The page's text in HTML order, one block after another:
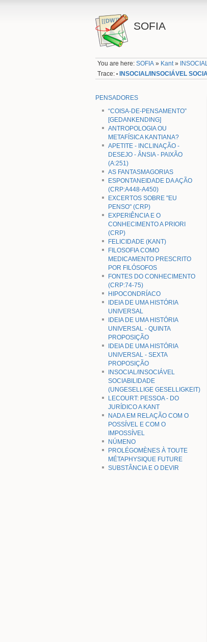
SOFIA
You are here:SOFIA » Kant»
Trace: • INSOCIAL/INSOCIÁVEL
PENSADORES
“COISA-DE-PENSAMENTO”
[GEDANKENDING]
ANTROPOLOGIA OU
METAFÍSICA KANTIANA?
APETITE - INCLINAÇÃO -
DESEJO - ÂNSIA - PAIXÃO
(A:251)
AS FANTASMAGORIAS
ESPONTANEIDADE DA AÇÃO
(CRP:A448-A450)
EXCERTOS SOBRE "EU
PENSO" (CRP)
EXPERIÊNCIA E O
CONHECIMENTO A PRIORI
(CRP)
FELICIDADE (KANT)
FILOSOFIA COMO
MEDICAMENTO PRESCRITO
POR FILÓSOFOS
FONTES DO CONHECIMENTO
(CRP:74-75)
HIPOCONDRÍACO
IDEIA DE UMA HISTÓRIA
UNIVERSAL
IDEIA DE UMA HISTÓRIA
UNIVERSAL - QUINTA
PROPOSIÇÃO
IDEIA DE UMA HISTÓRIA
UNIVERSAL - SEXTA
PROPOSIÇÃO
INSOCIAL/INSOCIÁVEL
SOCIABILIDADE
(UNGESELLIGE GESELLIGKEIT)
LECOURT: PESSOA - DO
JURÍDICO A KANT
NADA EM RELAÇÃO COM O
POSSÍVEL E COM O
IMPOSSÍVEL
NÚMENO
PROLÉGOMÈNES À TOUTE
MÉTAPHYSIQUE FUTURE
SUBSTÂNCIA E O DEVIR